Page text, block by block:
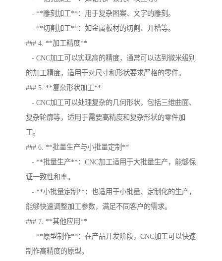
- **雕刻加工**：用于复杂图案、文字的雕刻。
- **切割加工**：如金属板材的切割、开槽等。
### 4. **加工精度**
- CNC加工可以实现高的精度，通常可以达到微米级别
的加工精度，适用于对尺寸和形状要求严格的零件。
### 5. **复杂形状加工**
- CNC加工可以处理复杂的几何形状，包括三维曲面、
复杂轮廓等，适用于需要高精度和复杂形状的零件加
工。
### 6. **批量生产与小批量定制**
- **批量生产**：CNC加工适用于大批量生产，能够保
证一致性和率。
- **小批量定制**：也适用于小批量、定制化的生产，
能够快速调整加工参数，满足不同客户的需求。
### 7. **其他应用**
- **原型制作**：在产品开发阶段，CNC加工可以快速
制作高精度的原型。